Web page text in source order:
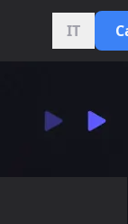
IT